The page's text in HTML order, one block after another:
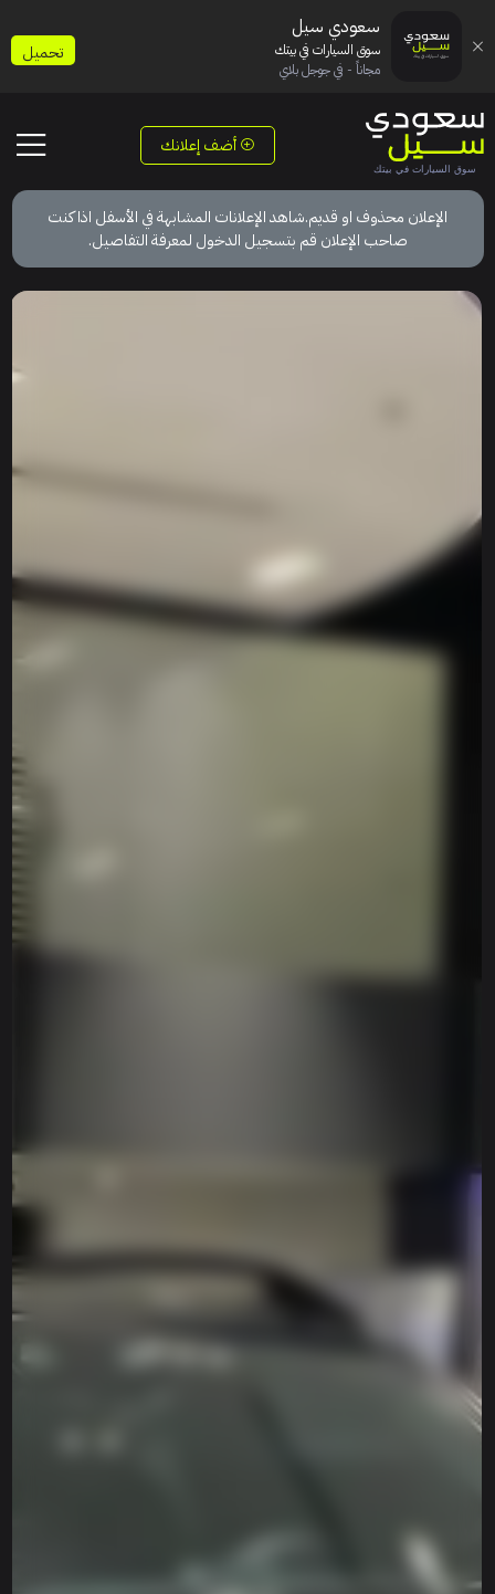
أضف إعلانك
الإعلان محذوف او قديم.شاهد الإعلانات المشابهة في الأسفل اذا كنت
صاحب الإعلان قم بتسجيل الدخول لمعرفة التفاصيل.
سعودي سيل
سوق السيارات في بيتك
مجاناً - في جوجل بلاي
تحميل